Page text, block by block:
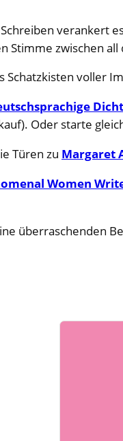
verankert
Stimme zwischen
Schatzkisten voller
Oder starte
Türen zu Margaret
Women
überraschenden